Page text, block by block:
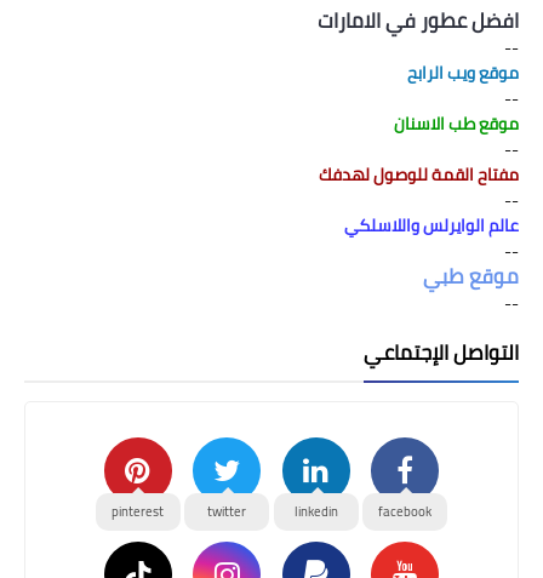
افضل عطور في الامارات
--
موقع ويب الرابح
--
موقع طب الاسنان
--
مفتاح القمة للوصول لهدفك
--
عالم الوايرلس واللاسلكي
--
موقع طبي
--
التواصل الإجتماعي
facebook
linkedin
twitter
pinterest